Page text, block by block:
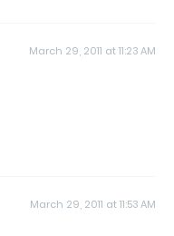
March 29, 2011 at 11:23 AM
March 29, 2011 at 11:53 AM